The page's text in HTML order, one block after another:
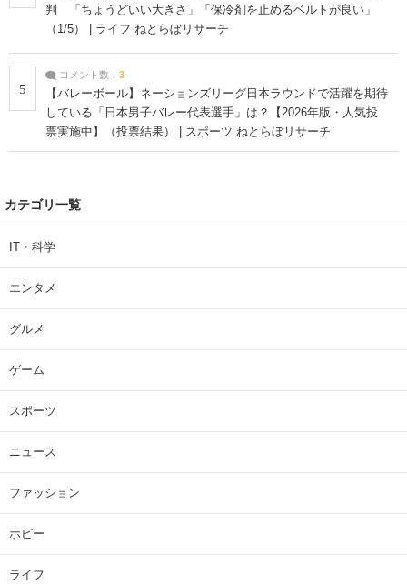
判 「ちょうどいい大きさ」「保冷剤を止めるベルトが良い」
（1/5） | ライフ ねとらぼリサーチ
5
コメント数： 3
【バレーボール】ネーションズリーグ日本ラウンドで活躍を期待
している「日本男子バレー代表選手」は？【2026年版・人気投
票実施中】（投票結果） | スポーツ ねとらぼリサーチ
カテゴリ一覧
IT・科学
エンタメ
グルメ
ゲーム
スポーツ
ニュース
ファッション
ホビー
ライフ